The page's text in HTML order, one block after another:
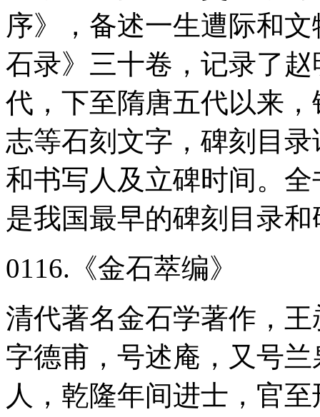
序》，备述一生遭际和
石录》三十卷，记录了
代，下至隋唐五代以来
志等石刻文字，碑刻目
和书写人及立碑时间。
是我国最早的碑刻目录
0116.《金石萃编》
清代著名金石学著作，
字德甫，号述庵，又号
人，乾隆年间进士，官